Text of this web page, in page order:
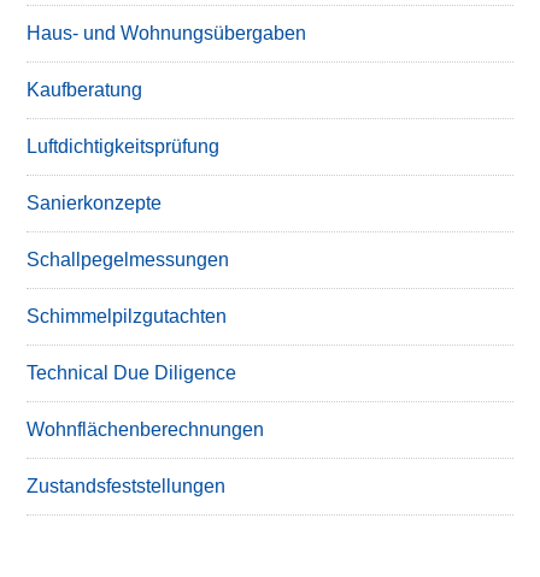
Haus- und Wohnungsübergaben
Kaufberatung
Luftdichtigkeitsprüfung
Sanierkonzepte
Schallpegelmessungen
Schimmelpilzgutachten
Technical Due Diligence
Wohnflächenberechnungen
Zustandsfeststellungen